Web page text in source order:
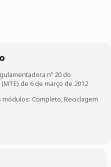
nº 20 do
de 6 de março de 2012
Completo, Reciclagem